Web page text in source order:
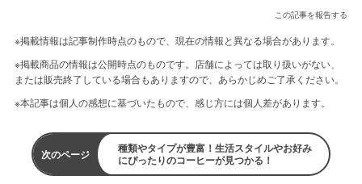
この記事を報告する
※掲載情報は記事制作時点のもので、現在の情報と異なる場合があります。
※掲載商品の情報は公開時点のものです。店舗によっては取り扱いがない、
または販売終了している場合もありますので、あらかじめご了承ください。
※本記事は個人の感想に基づいたもので、感じ方には個人差があります。
次のページ
種類やタイプが豊富！生活スタイルやお好み
にぴったりのコーヒーが見つかる！